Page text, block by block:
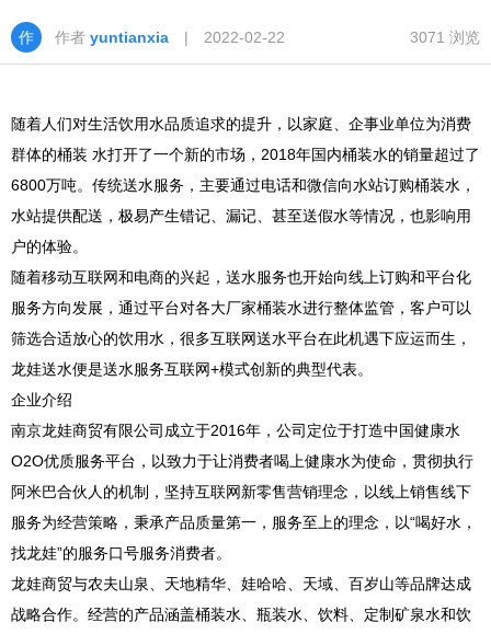
作者 yuntianxia | 2022-02-22 3071 浏览
随着人们对生活饮用水品质追求的提升，以家庭、企事业单位为消费
群体的桶装 水打开了一个新的市场，2018年国内桶装水的销量超过了
6800万吨。传统送水服务，主要通过电话和微信向水站订购桶装水，
水站提供配送，极易产生错记、漏记、甚至送假水等情况，也影响用
户的体验。
随着移动互联网和电商的兴起，送水服务也开始向线上订购和平台化
服务方向发展，通过平台对各大厂家桶装水进行整体监管，客户可以
筛选合适放心的饮用水，很多互联网送水平台在此机遇下应运而生，
龙娃送水便是送水服务互联网+模式创新的典型代表。
企业介绍
南京龙娃商贸有限公司成立于2016年，公司定位于打造中国健康水
O2O优质服务平台，以致力于让消费者喝上健康水为使命，贯彻执行
阿米巴合伙人的机制，坚持互联网新零售营销理念，以线上销售线下
服务为经营策略，秉承产品质量第一，服务至上的理念，以“喝好水，
找龙娃”的服务口号服务消费者。
龙娃商贸与农夫山泉、天地精华、娃哈哈、天域、百岁山等品牌达成
战略合作。经营的产品涵盖桶装水、瓶装水、饮料、定制矿泉水和饮